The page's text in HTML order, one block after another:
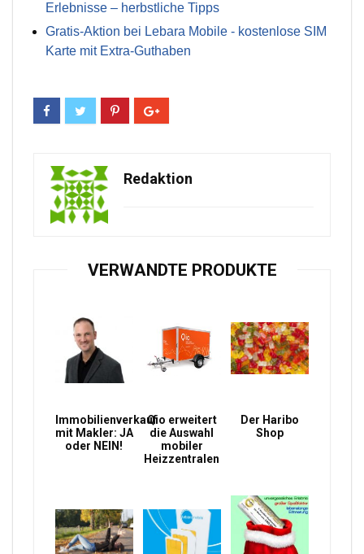
Erlebnisse – herbstliche Tipps
Gratis-Aktion bei Lebara Mobile - kostenlose SIM
Karte mit Extra-Guthaben
Redaktion
VERWANDTE PRODUKTE
Immobilienverkauf
mit Makler: JA
oder NEIN!
Qio erweitert
die Auswahl
mobiler
Heizzentralen
Der Haribo
Shop